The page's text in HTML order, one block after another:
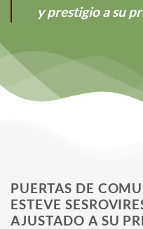
y prestigio a su
PUERTAS DE
ESTEVE
AJUSTADO A SU